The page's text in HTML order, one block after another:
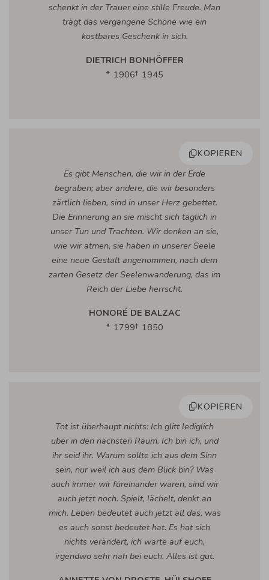
schenkt in der Trauer eine stille Freude. Man
trägt das vergangene Schöne wie ein
kostbares Geschenk in sich.
DIETRICH BONHÖFFER
1906
1945
KOPIEREN
Es gibt Menschen, die wir in der Erde
begraben; aber andere, die wir besonders
zärtlich lieben, sind in unser Herz gebettet.
Die Erinnerung an sie mischt sich täglich in
unser Tun und Trachten. Wir denken an sie,
wie wir atmen, sie haben in unserer Seele
eine neue Gestalt angenommen, nach dem
zarten Gesetz der Seelenwanderung, das im
Reich der Liebe herrscht.
HONORÉ DE BALZAC
1799
1850
KOPIEREN
Tot ist überhaupt nichts: Ich glitt lediglich
über in den nächsten Raum. Ich bin ich, und
ihr seid ihr. Warum sollte ich aus dem Sinn
sein, nur weil ich aus dem Blick bin? Was
auch immer wir füreinander waren, sind wir
auch jetzt noch. Spielt, lächelt, denkt an
mich. Leben bedeutet auch jetzt all das, was
es auch sonst bedeutet hat. Es hat sich
nichts verändert, ich warte auf euch,
irgendwo sehr nah bei euch. Alles ist gut.